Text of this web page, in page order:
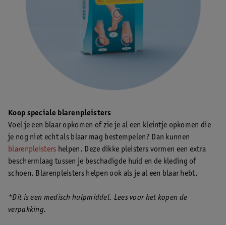
Koop speciale blarenpleisters
Voel je een blaar opkomen of zie je al een kleintje opkomen die
je nog niet echt als blaar mag bestempelen? Dan kunnen
blarenpleisters helpen. Deze dikke pleisters vormen een extra
beschermlaag tussen je beschadigde huid en de kleding of
schoen. Blarenpleisters helpen ook als je al een blaar hebt.
*Dit is een medisch hulpmiddel. Lees voor het kopen de
verpakking.